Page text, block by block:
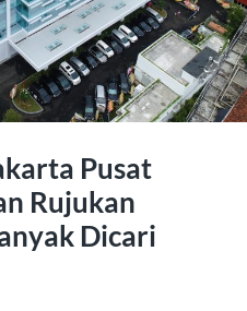
Pusat
Rujukan
Dicari